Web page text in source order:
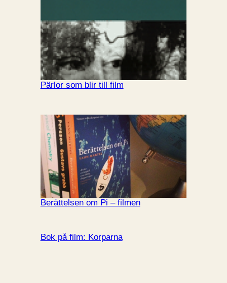
Pärlor som blir till film
Berättelsen om Pi – filmen
Bok på film: Korparna